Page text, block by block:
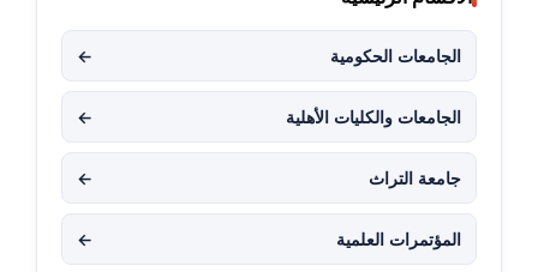
الجامعات الحكومية ←
الجامعات والكليات الأهلية ←
جامعة التراث ←
المؤتمرات العلمية ←